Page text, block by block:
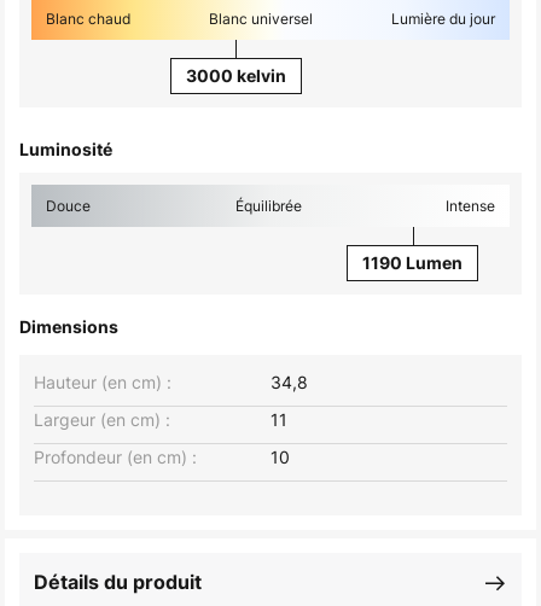
Blanc chaud Blanc universel Lumière du jour
3000 kelvin
Luminosité
Douce Équilibrée Intense
1190 Lumen
Dimensions
Largeur (en cm) : 11
Hauteur (en cm) : 34,8
Profondeur (en cm) : 10
Détails du produit